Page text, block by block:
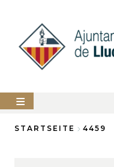
AJUNTAMENT
STARTSEITE 4459